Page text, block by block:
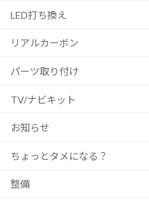
LED打ち換え
リアルカーボン
パーツ取り付け
TV/ナビキット
お知らせ
ちょっとタメになる？
整備